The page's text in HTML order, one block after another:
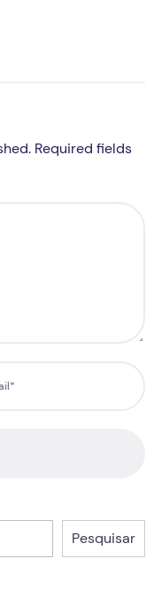
Required fields
Pesquisar